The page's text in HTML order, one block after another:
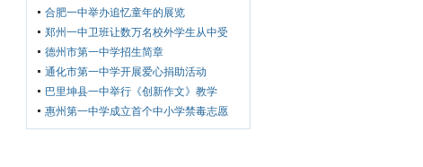
合肥一中举办追忆童年的展览
郑州一中卫班让数万名校外学生从中受
德州市第一中学招生简章
通化市第一中学开展爱心捐助活动
巴里坤县一中举行《创新作文》教学
惠州第一中学成立首个中小学禁毒志愿